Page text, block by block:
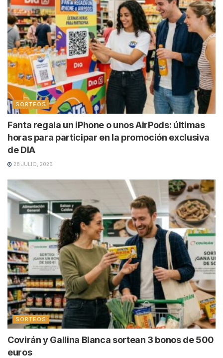
SORTEOS
Fanta regala un iPhone o unos AirPods: últimas
horas para participar en la promoción exclusiva
de DIA
28 JULIO, 2026
SORTEOS
Covirán y Gallina Blanca sortean 3 bonos de 500
euros